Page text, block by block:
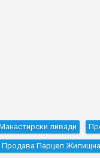
ливади
Продава Парцел